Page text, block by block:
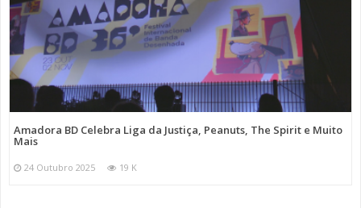
Amadora BD Celebra Liga da Justiça, Peanuts, The Spirit e Muito
Mais
24 Outubro 2025 19 K